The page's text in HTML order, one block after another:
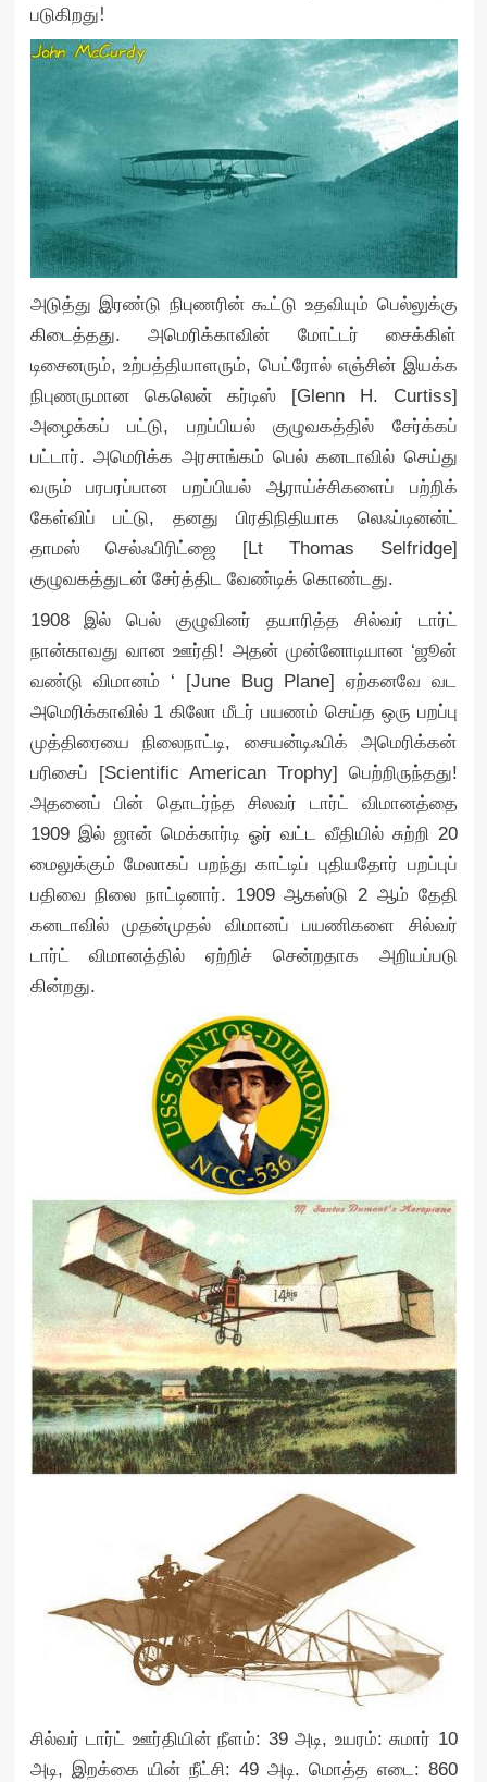
படுகிறது!
அடுத்து இரண்டு நிபுணரின் கூட்டு உதவியும் பெல்லுக்கு
கிடைத்தது. அமெரிக்காவின் மோட்டர் சைக்கிள்
டிசைனரும், உற்பத்தியாளரும், பெட்ரோல் எஞ்சின் இயக்க
நிபுணருமான கெலென் கர்டிஸ் [Glenn H. Curtiss]
அழைக்கப் பட்டு, பறப்பியல் குழுவகத்தில் சேர்க்கப்
பட்டார். அமெரிக்க அரசாங்கம் பெல் கனடாவில் செய்து
வரும் பரபரப்பான பறப்பியல் ஆராய்ச்சிகளைப் பற்றிக்
கேள்விப் பட்டு, தனது பிரதிநிதியாக லெஃப்டினன்ட்
தாமஸ் செல்ஃபிரிட்ஜை [Lt Thomas Selfridge]
குழுவகத்துடன் சேர்த்திட வேண்டிக் கொண்டது.
1908 இல் பெல் குழுவினர் தயாரித்த சில்வர் டார்ட்
நான்காவது வான ஊர்தி! அதன் முன்னோடியான ‘ஜூன்
வண்டு விமானம் ‘ [June Bug Plane] ஏற்கனவே வட
அமெரிக்காவில் 1 கிலோ மீடர் பயணம் செய்த ஒரு பறப்பு
முத்திரையை நிலைநாட்டி, சையன்டிஃபிக் அமெரிக்கன்
பரிசைப் [Scientific American Trophy] பெற்றிருந்தது!
அதனைப் பின் தொடர்ந்த சிலவர் டார்ட் விமானத்தை
1909 இல் ஜான் மெக்கார்டி ஓர் வட்ட வீதியில் சுற்றி 20
மைலுக்கும் மேலாகப் பறந்து காட்டிப் புதியதோர் பறப்புப்
பதிவை நிலை நாட்டினார். 1909 ஆகஸ்டு 2 ஆம் தேதி
கனடாவில் முதன்முதல் விமானப் பயணிகளை சில்வர்
டார்ட் விமானத்தில் ஏற்றிச் சென்றதாக அறியப்படு
கின்றது.
சில்வர் டார்ட் ஊர்தியின் நீளம்: 39 அடி, உயரம்: சுமார் 10
அடி, இறக்கை யின் நீட்சி: 49 அடி. மொத்த எடை: 860